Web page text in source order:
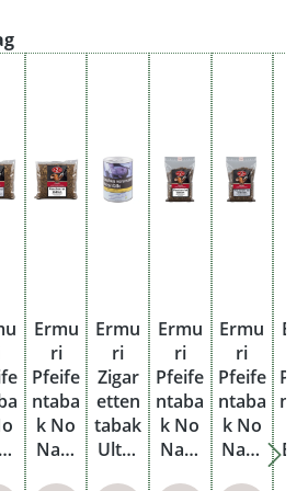
Ermu
ri
Pfeife
ntaba
k No
Nam
Ermu
ri
Zigar
etten
tabak
Ultra
Ermu
ri
Pfeife
ntaba
k No
Nam
Ermu
ri
Pfeife
ntaba
k No
Nam